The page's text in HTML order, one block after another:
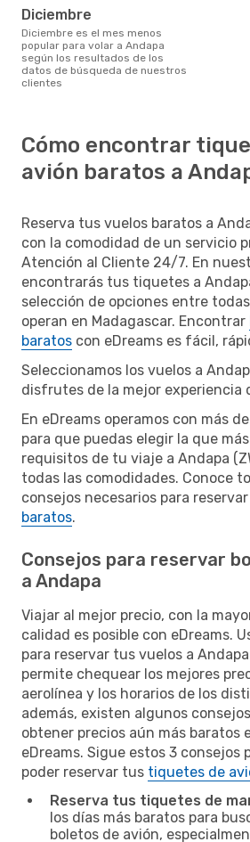
diciembre
diciembre es el mes menos
popular para volar a Andapa
según los resultados de los
datos de búsqueda de nuestros
clientes
Cómo encontrar
avión baratos a
Reserva tus vuelos baratos a
con la comodidad de un servicio
Atención al Cliente 24/7. En
encontrarás tus tiquetes a
selección de opciones entre
operan en Madagascar. Encontrar
baratos con eDreams es fácil,
Seleccionamos los vuelos a
disfrutes de la mejor experiencia
En eDreams operamos con más
para que puedas elegir la que
requisitos de tu viaje a Andapa
todas las comodidades. Conoce
consejos necesarios para
baratos.
Consejos para reservar
a Andapa
Viajar al mejor precio, con la
calidad es posible con eDreams.
para reservar tus vuelos a
permite chequear los mejores
aerolínea y los horarios de los
además, existen algunos
obtener precios aún más baratos
eDreams. Sigue estos 3 consejos
poder reservar tus tiquetes de
Reserva tus tiquetes de
los días más baratos para
boletos de avión,